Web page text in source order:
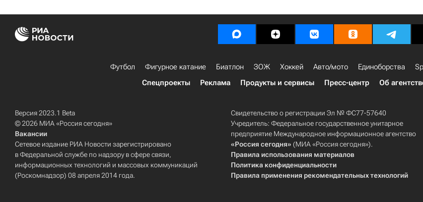
Футбол Фигурное катание Биатлон ЗОЖ Хоккей Авто/мото Единоборства
Спецпроекты
Реклама Продукты и сервисы Пресс-центр Об
Версия 2023.1 Beta
© 2026 МИА «Россия сегодня»
Вакансии
Сетевое издание РИА Новости зарегистрировано
в Федеральной службе по надзору в сфере связи,
информационных технологий и массовых коммуникаций
(Роскомнадзор) 08 апреля 2014 года.
Свидетельство о регистрации Эл № ФС77-57640
Учредитель: Федеральное государственное унитарное
предприятие Международное информационное агентство
«Россия сегодня» (МИА «Россия сегодня»).
Правила использования материалов
Политика конфиденциальности
Правила применения рекомендательных технологий